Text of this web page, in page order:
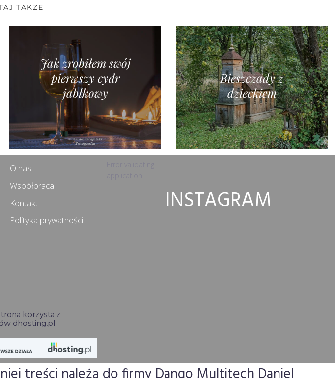
TAKŻE
Jak zrobiłem swój
pierwszy cydr
jabłkowy
Bieszczady z
dzieckiem
O nas
Współpraca
Kontakt
Polityka prywatności
korzysta z
dhosting.pl
INSTAGRAM